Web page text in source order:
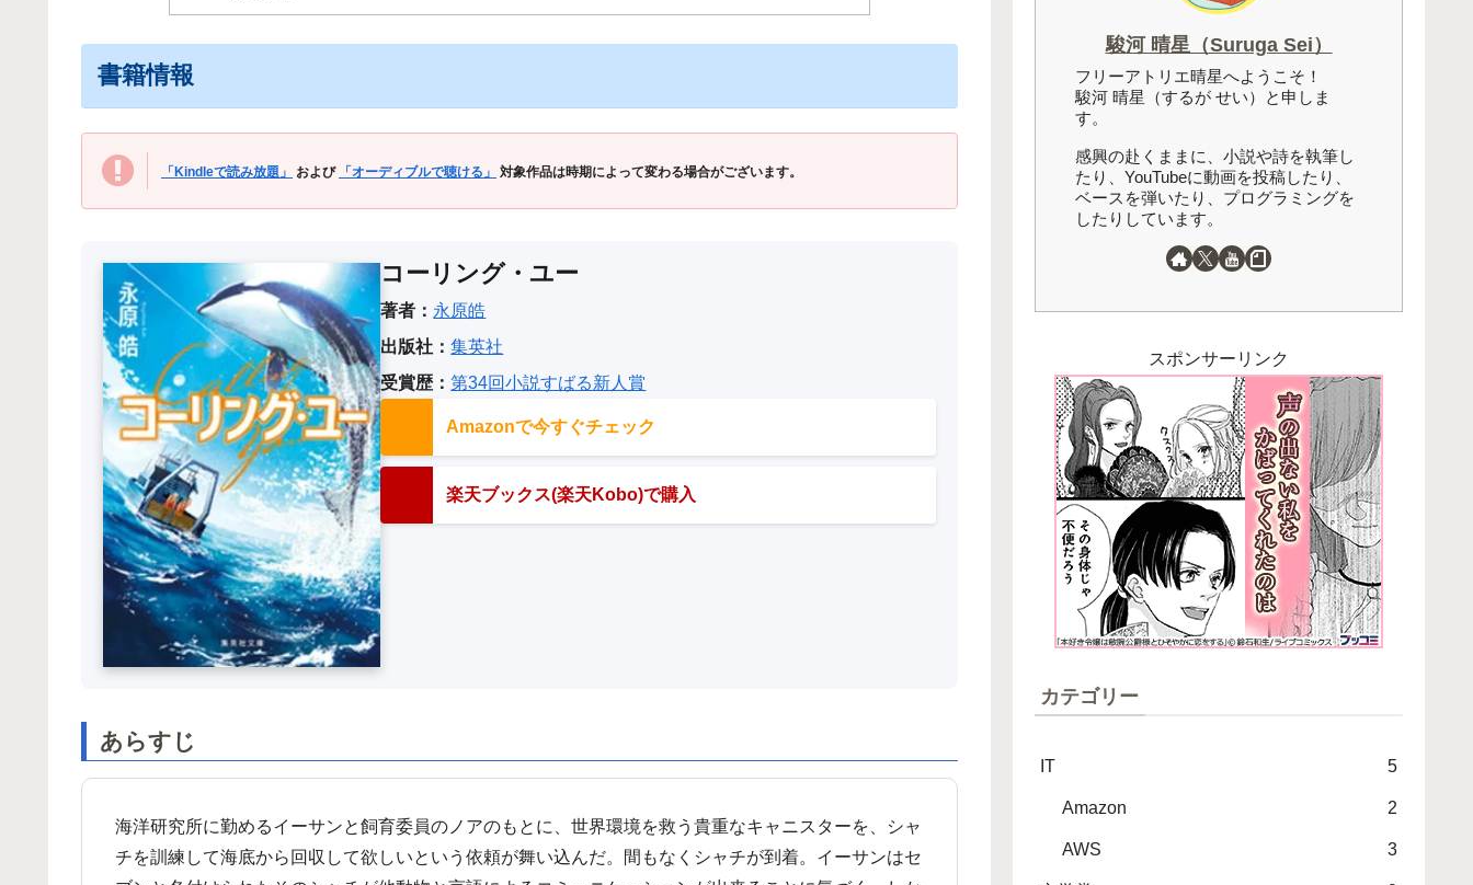
書籍情報
「Kindleで読み放題」 および 「オーディブルで聴ける」 対象作品は時期によって変わる場合がございます。
コーリング・ユー
著者： 永原皓
出版社：集英社
受賞歴：第34回小説すばる新人賞
Amazonで今すぐチェック
楽天ブックス(楽天Kobo)で購入
あらすじ
海洋研究所に勤めるイーサンと飼育委員のノアのもとに、世界環境を救う貴重なキャニスターを、シャ
チを訓練して海底から回収して欲しいという依頼が舞い込んだ。間もなくシャチが到着。イーサンはセ
駿河 晴星（Suruga Sei）
フリーアトリエ晴星へようこそ！
駿河 晴星（するが せい）と申しま
す。
感興の赴くままに、小説や詩を執筆し
たり、YouTubeに動画を投稿したり、
ベースを弾いたり、プログラミングを
したりしています。
スポンサーリンク
カテゴリー
IT 5
Amazon 2
AWS 3